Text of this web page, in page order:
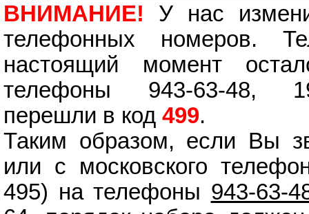
ВНИМАНИЕ! У нас
телефонных номеров.
настоящий момент
телефоны 943-63-48,
перешли в код 499.
Таким образом, если Вы
или с московского
495) на телефоны 943-63-